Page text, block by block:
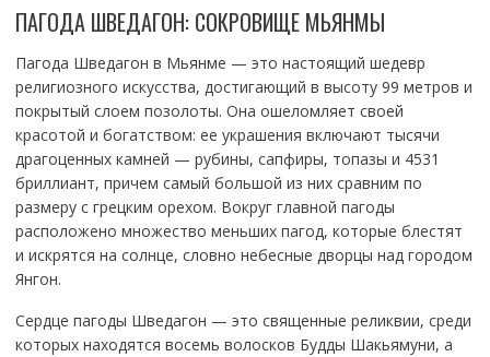
ПАГОДА ШВЕДАГОН: СОКРОВИЩЕ МЬЯНМЫ
Пагода Шведагон в Мьянме — это настоящий шедевр
религиозного искусства, достигающий в высоту 99 метров и
покрытый слоем позолоты. Она ошеломляет своей
красотой и богатством: ее украшения включают тысячи
драгоценных камней — рубины, сапфиры, топазы и 4531
бриллиант, причем самый большой из них сравним по
размеру с грецким орехом. Вокруг главной пагоды
расположено множество меньших пагод, которые блестят
и искрятся на солнце, словно небесные дворцы над городом
Янгон.
Сердце пагоды Шведагон — это священные реликвии, среди
которых находятся восемь волосков Будды Шакьямуни, а